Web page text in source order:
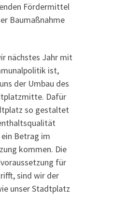
Fördermittel
Baumaßnahme
nächstes Jahr mit
ist,
der Umbau des
Dafür
so gestaltet
Betrag im
kommen. Die
für
sind wir der
unser Stadtplatz